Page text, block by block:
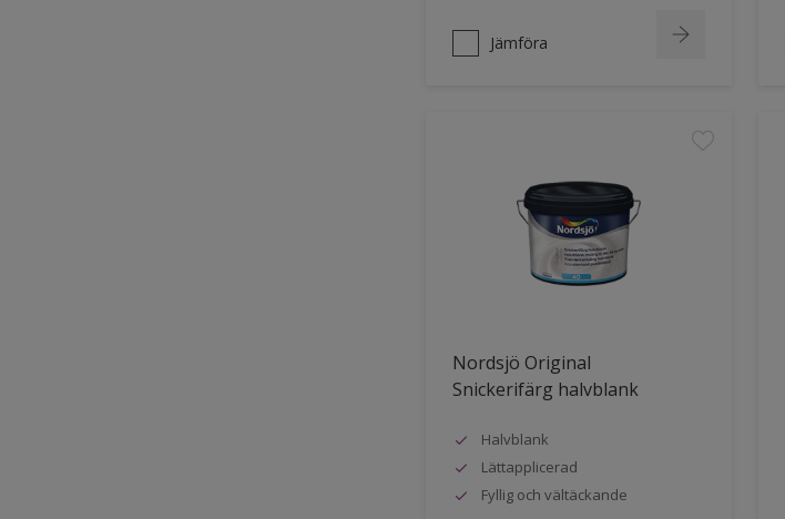
Jämföra
Nordsjö Original
Snickerifärg halvblank
Halvblank
Lättapplicerad
Fyllig och vältäckande